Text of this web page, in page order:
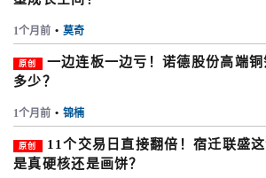
1个月前 • 莫奇
原创
一边连板一边亏！诺德股份高端
多少？
1个月前 • 锦楠
原创
11个交易日直接翻倍！宿迁联盛
是真硬核还是画饼？